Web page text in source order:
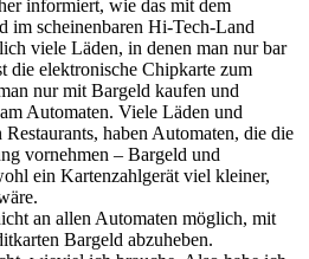
informiert, wie das mit dem
im scheinenbaren Hi-Tech-Land
viele Läden, in denen man nur bar
die elektronische Chipkarte zum
nur mit Bargeld kaufen und
Automaten. Viele Läden und
haben Automaten, die die
vornehmen – Bargeld und
ein Kartenzahlgerät viel kleiner,
an allen Automaten möglich, mit
Bargeld abzuheben.